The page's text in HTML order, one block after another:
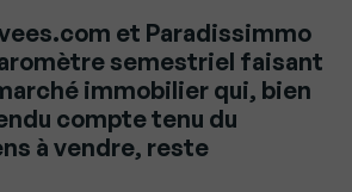
et Paradissimmo
semestriel faisant
immobilier qui, bien
compte tenu du
à vendre, reste